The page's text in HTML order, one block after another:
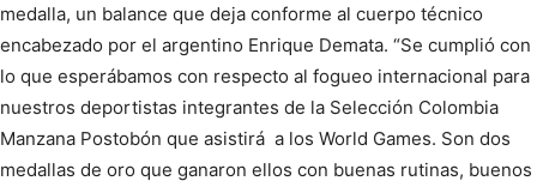
medalla, un balance que deja conforme al cuerpo técnico
encabezado por el argentino Enrique Demata. “Se cumplió con
lo que esperábamos con respecto al fogueo internacional para
nuestros deportistas integrantes de la Selección Colombia
Manzana Postobón que asistirá a los World Games. Son dos
medallas de oro que ganaron ellos con buenas rutinas, buenos